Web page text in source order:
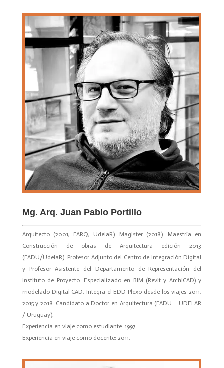
Mg. Arq. Juan Pablo Portillo
Arquitecto (2001, FARQ, UdelaR). Magister (2018). Maestría en
Construcción de obras de Arquitectura edición 2013
(FADU/UdelaR). Profesor Adjunto del Centro de Integración Digital
y Profesor Asistente del Departamento de Representación del
Instituto de Proyecto. Especializado en BIM (Revit y ArchiCAD) y
modelado Digital CAD. Integra el EDD Plexo desde los viajes 2011,
2015 y 2018. Candidato a Doctor en Arquitectura (FADU – UDELAR
/ Uruguay).
Experiencia en viaje como estudiante: 1997.
Experiencia en viaje como docente: 2011.